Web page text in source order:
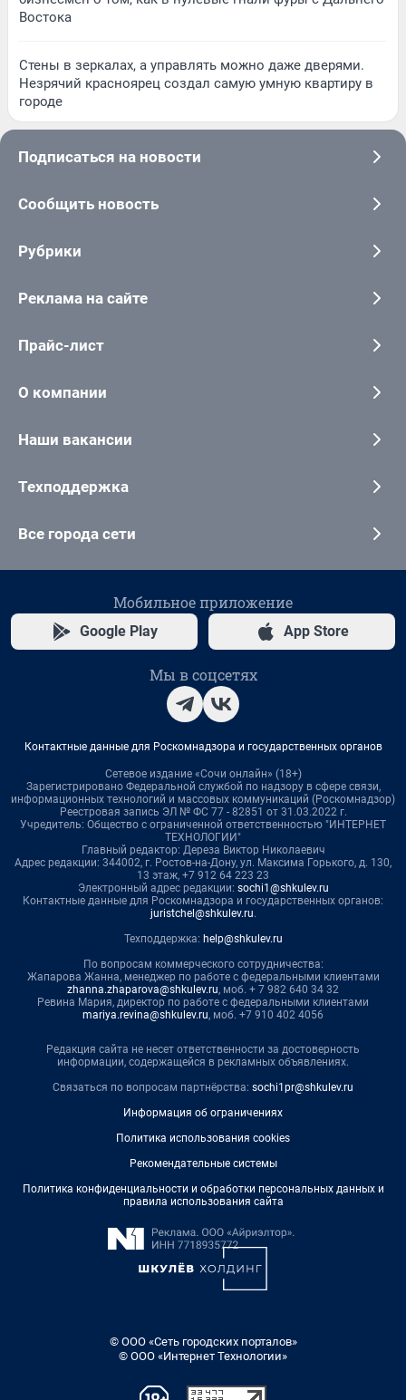
Востока
Стены в зеркалах, а управлять можно даже дверями.
Незрячий красноярец создал самую умную квартиру в
городе
Подписаться на новости
Сообщить новость
Рубрики
Реклама на сайте
Прайс-лист
О компании
Наши вакансии
Техподдержка
Все города сети
Мобильное приложение
Google Play App Store
Мы в соцсетях
Контактные данные для Роскомнадзора и государственных органов
Сетевое издание «Сочи онлайн» (18+)
Зарегистрировано Федеральной службой по надзору в сфере связи,
информационных технологий и массовых коммуникаций (Роскомнадзор)
Реестровая запись ЭЛ № ФС 77 - 82851 от 31.03.2022 г.
Учредитель: Общество с ограниченной ответственностью "ИНТЕРНЕТ
ТЕХНОЛОГИИ"
Главный редактор: Дереза Виктор Николаевич
Адрес редакции: 344002, г. Ростов-на-Дону, ул. Максима Горького, д. 130,
13 этаж, +7 912 64 223 23
Электронный адрес редакции: sochi1@shkulev.ru
Контактные данные для Роскомнадзора и государственных органов:
juristchel@shkulev.ru.
Техподдержка: help@shkulev.ru
По вопросам коммерческого сотрудничества:
Жапарова Жанна, менеджер по работе с федеральными клиентами
zhanna.zhaparova@shkulev.ru, моб. + 7 982 640 34 32
Ревина Мария, директор по работе с федеральными клиентами
mariya.revina@shkulev.ru, моб. +7 910 402 4056
Редакция сайта не несет ответственности за достоверность
информации, содержащейся в рекламных объявлениях.
Связаться по вопросам партнёрства: sochi1pr@shkulev.ru
Информация об ограничениях
Политика использования cookies
Рекомендательные системы
Политика конфиденциальности и обработки персональных данных и
правила использования сайта
© ООО «Сеть городских порталов»
© ООО «Интернет Технологии»